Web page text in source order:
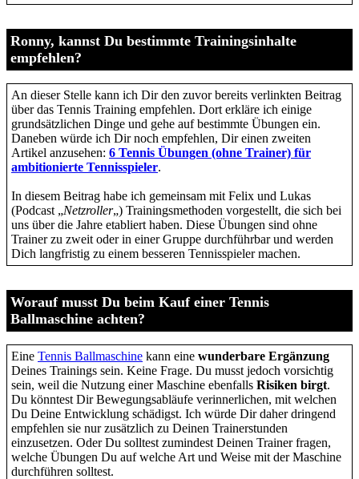
Ronny, kannst Du bestimmte Trainingsinhalte
empfehlen?
An dieser Stelle kann ich Dir den zuvor bereits verlinkten Beitrag
über das Tennis Training empfehlen. Dort erkläre ich einige
grundsätzlichen Dinge und gehe auf bestimmte Übungen ein.
Daneben würde ich Dir noch empfehlen, Dir einen zweiten
Artikel anzusehen: 6 Tennis Übungen (ohne Trainer) für
ambitionierte Tennisspieler.
In diesem Beitrag habe ich gemeinsam mit Felix und Lukas
(Podcast „Netzroller„) Trainingsmethoden vorgestellt, die sich bei
uns über die Jahre etabliert haben. Diese Übungen sind ohne
Trainer zu zweit oder in einer Gruppe durchführbar und werden
Dich langfristig zu einem besseren Tennisspieler machen.
Worauf musst Du beim Kauf einer Tennis
Ballmaschine achten?
Eine Tennis Ballmaschine kann eine wunderbare Ergänzung
Deines Trainings sein. Keine Frage. Du musst jedoch vorsichtig
sein, weil die Nutzung einer Maschine ebenfalls Risiken birgt.
Du könntest Dir Bewegungsabläufe verinnerlichen, mit welchen
Du Deine Entwicklung schädigst. Ich würde Dir daher dringend
empfehlen sie nur zusätzlich zu Deinen Trainerstunden
einzusetzen. Oder Du solltest zumindest Deinen Trainer fragen,
welche Übungen Du auf welche Art und Weise mit der Maschine
durchführen solltest.